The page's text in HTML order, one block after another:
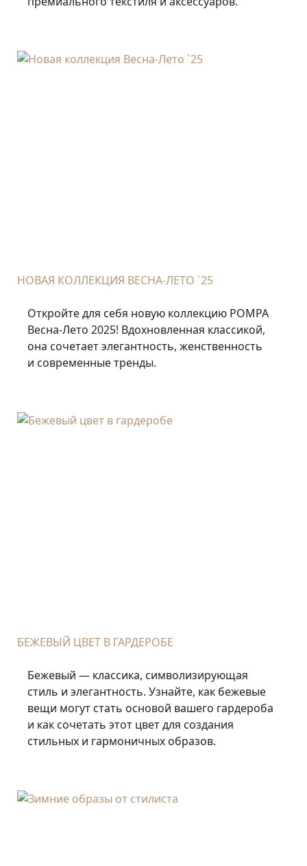
НОВАЯ КОЛЛЕКЦИЯ ВЕСНА-ЛЕТО `25
Откройте для себя новую коллекцию POMPA
Весна-Лето 2025! Вдохновленная классикой,
она сочетает элегантность, женственность
и современные тренды.
БЕЖЕВЫЙ ЦВЕТ В ГАРДЕРОБЕ
Бежевый — классика, символизирующая
стиль и элегантность. Узнайте, как бежевые
вещи могут стать основой вашего гардероба
и как сочетать этот цвет для создания
стильных и гармоничных образов.